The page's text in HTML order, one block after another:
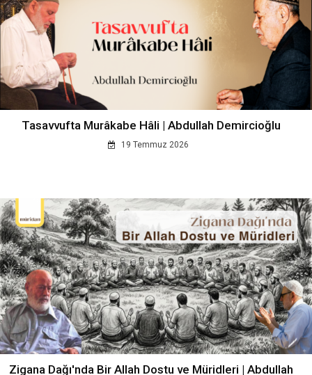
Tasavvufta Murâkabe Hâli | Abdullah Demircioğlu
19 Temmuz 2026
Zigana Dağı'nda Bir Allah Dostu ve Müridleri | Abdullah